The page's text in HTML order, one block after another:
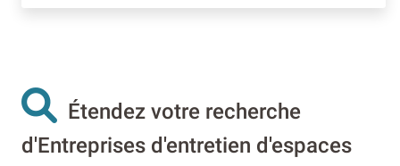
Étendez votre recherche
d'Entreprises d'entretien d'espaces